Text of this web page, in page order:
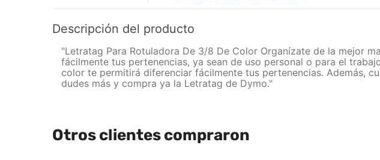
Descripción del producto
"Letratag Para Rotuladora De 3/8 De Color Organízate de la mejor
fácilmente tus pertenencias, ya sean de uso personal o para el
color te permitirá diferenciar fácilmente tus pertenencias. Además,
dudes más y compra ya la Letratag de Dymo."
Otros clientes compraron